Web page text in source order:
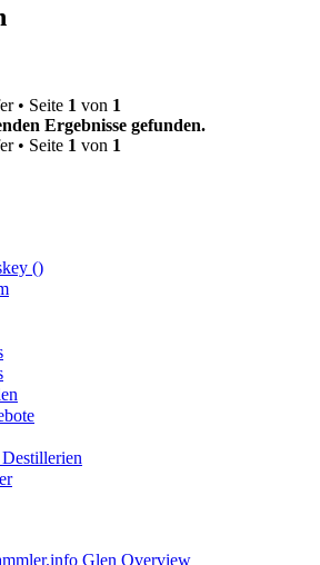
• Seite 1 von 1
Ergebnisse gefunden.
• Seite 1 von 1
()
Glen Overview